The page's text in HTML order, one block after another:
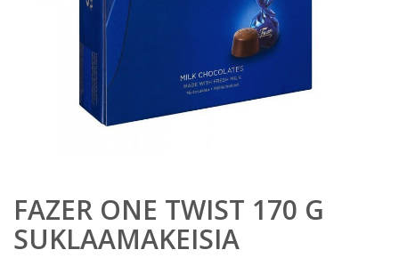
FAZER ONE TWIST 170 G
SUKLAAMAKEISIA